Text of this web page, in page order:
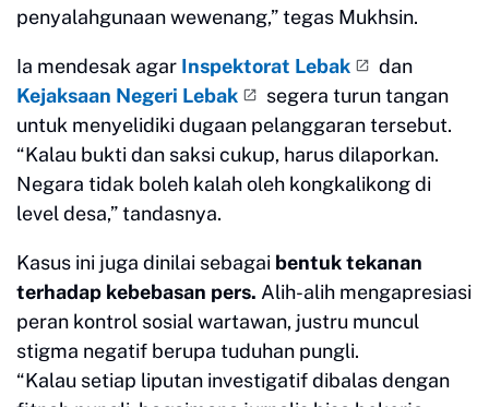
penyalahgunaan wewenang,” tegas Mukhsin.
Ia mendesak agar Inspektorat Lebak
dan
Kejaksaan Negeri Lebak
segera turun tangan
untuk menyelidiki dugaan pelanggaran tersebut.
“Kalau bukti dan saksi cukup, harus dilaporkan.
Negara tidak boleh kalah oleh kongkalikong di
level desa,” tandasnya.
Kasus ini juga dinilai sebagai bentuk tekanan
terhadap kebebasan pers. Alih-alih mengapresiasi
peran kontrol sosial wartawan, justru muncul
stigma negatif berupa tuduhan pungli.
“Kalau setiap liputan investigatif dibalas dengan